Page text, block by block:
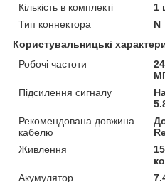
Кількість в комплекті
1
Тип коннектора
N
Користувальницькі
Робочі частоти
Підсилення сигналу
Рекомендована довжина
кабелю
Живлення
Акумулятор